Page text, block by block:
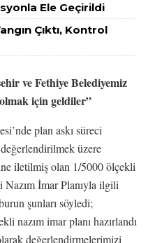
Ele Geçirildi
Çıktı, Kontrol
ve Fethiye Belediyemiz
için geldiler”
plan askı süreci
üzere
iletilmiş olan 1/5000 ölçekli
İmar Planıyla ilgili
şunları söyledi;
nazım imar planı hazırlandı
değerlendirmelerimizi